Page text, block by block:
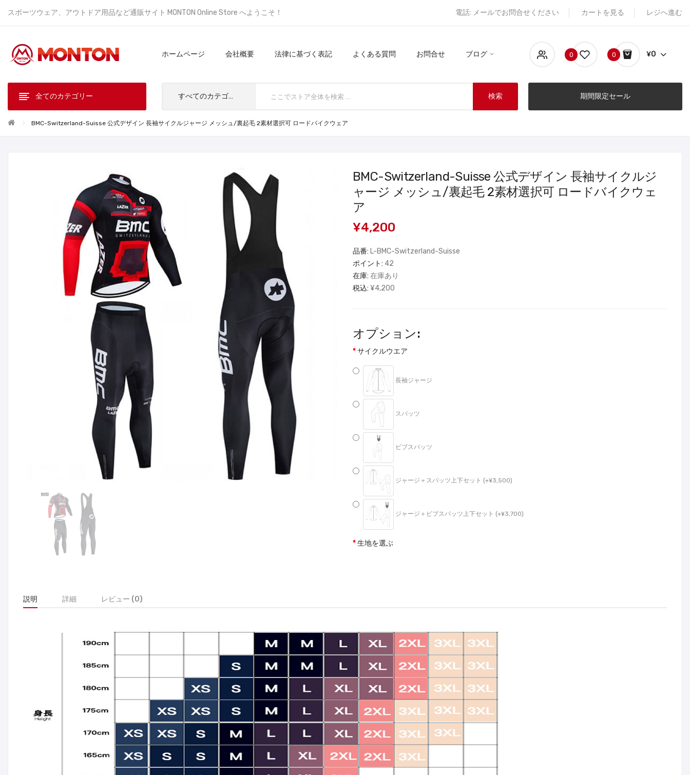
スポーツウェア、アウトドア用品など通販サイト MONTON Online Store へようこそ！ 電話: メールでお問合せください カートを見る レジへ進む
ホームページ 会社概要 法律に基づく表記 よくある質問 お問合せ ブログ 0 0 ¥0
全てのカテゴリー すべてのカテゴリ 検索 期間限定セール
BMC-Switzerland-Suisse 公式デザイン 長袖サイクルジャージ メッシュ/裏起毛 2素材選択可 ロードバイクウェア
BMC-Switzerland-Suisse 公式デザイン 長袖サイクルジ
ャージ メッシュ/裏起毛 2素材選択可 ロードバイクウェ
ア
¥4,200
品番: L-BMC-Switzerland-Suisse
ポイント: 42
在庫: 在庫あり
税込: ¥4,200
オプション:
サイクルウエア
長袖ジャージ
スパッツ
ビブスパッツ
ジャージ＋スパッツ上下セット (+¥3,500)
ジャージ＋ビブスパッツ上下セット (+¥3,700)
生地を選ぶ
サイズ
S
XL
XXL
XXXL
カスタムサイズ
説明 詳細 レビュー (0)